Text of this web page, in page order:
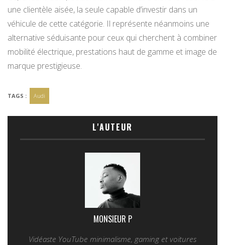
une clientèle aisée, la seule capable d’investir dans un
véhicule de cette catégorie. Il représente néanmoins une
alternative séduisante pour ceux qui cherchent à combiner
mobilité électrique, prestations haut de gamme et image de
marque prestigieuse.
TAGS : Audi
L'AUTEUR
MONSIEUR P
Vidéaste YouTube minimalisme, gaming et voitures